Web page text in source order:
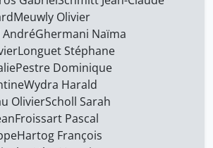
Meuwly Olivier
Ghermani Naïma
Longuet Stéphane
Pestre Dominique
Wydra Harald
OlivierScholl Sarah
Froissart Pascal
Hartog François